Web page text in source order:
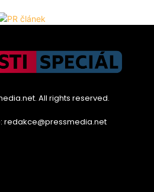
All rights reserved.
redakce@pressmedia.net